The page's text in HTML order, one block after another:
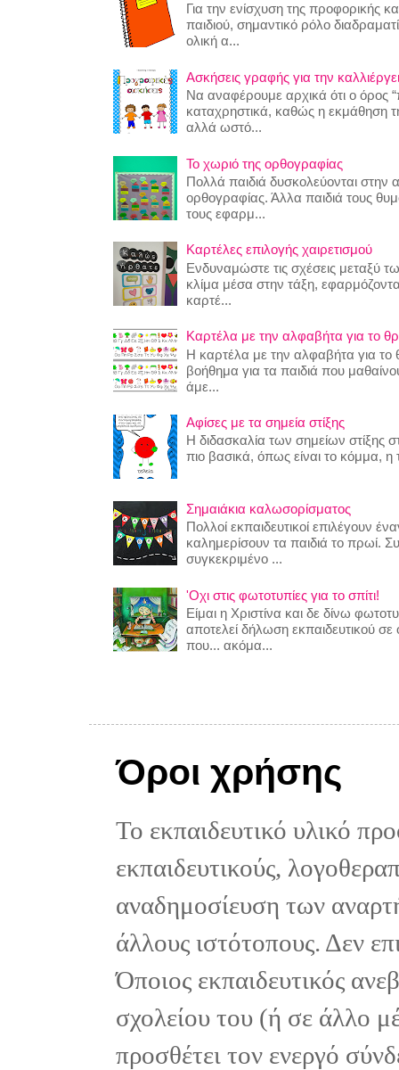
Για την ενίσχυση της προφορικής
παιδιού, σημαντικό ρόλο
ολική α...
Ασκήσεις γραφής για την
Να αναφέρουμε αρχικά ότι ο όρος
καταχρηστικά, καθώς η εκμάθηση
αλλά ωστό...
Το χωριό της ορθογραφίας
Πολλά παιδιά δυσκολεύονται
ορθογραφίας. Άλλα παιδιά τους
τους εφαρμ...
Καρτέλες επιλογής χαιρετισμού
Ενδυναμώστε τις σχέσεις μεταξύ
κλίμα μέσα στην τάξη,
καρτέ...
Καρτέλα με την αλφαβήτα για το
Η καρτέλα με την αλφαβήτα για το
βοήθημα για τα παιδιά που
άμε...
Αφίσες με τα σημεία στίξης
Η διδασκαλία των σημείων στίξης
πιο βασικά, όπως είναι το κόμμα, η
Σημαιάκια καλωσορίσματος
Πολλοί εκπαιδευτικοί επιλέγουν
καλημερίσουν τα παιδιά το πρωί.
συγκεκριμένο ...
'Οχι στις φωτοτυπίες για το σπίτι!
Είμαι η Χριστίνα και δε δίνω
αποτελεί δήλωση εκπαιδευτικού
που... ακόμα...
Όροι χρήσης
Το εκπαιδευτικό υλικό
εκπαιδευτικούς,
αναδημοσίευση των
άλλους ιστότοπους. Δεν
Όποιος εκπαιδευτικός
σχολείου του (ή σε άλλο
προσθέτει τον ενεργό